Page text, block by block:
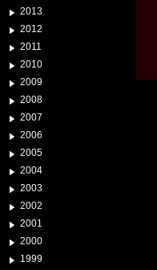
2013
2012
2011
2010
2009
2008
2007
2006
2005
2004
2003
2002
2001
2000
1999